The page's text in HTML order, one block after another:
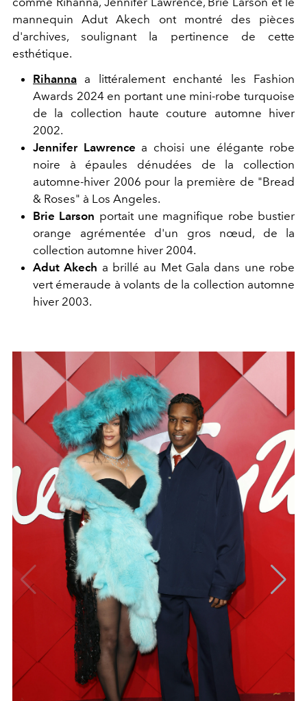
mannequin Adut Akech ont montré des pièces
d'archives, soulignant la pertinence de cette
esthétique.
Rihanna a littéralement enchanté les Fashion
Awards 2024 en portant une mini-robe turquoise
de la collection haute couture automne hiver
2002.
Jennifer Lawrence a choisi une élégante robe
noire à épaules dénudées de la collection
automne-hiver 2006 pour la première de "Bread
& Roses" à Los Angeles.
Brie Larson portait une magnifique robe bustier
orange agrémentée d'un gros nœud, de la
collection automne hiver 2004.
Adut Akech a brillé au Met Gala dans une robe
vert émeraude à volants de la collection automne
hiver 2003.